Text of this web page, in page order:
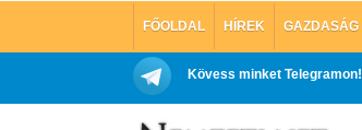
FŐOLDAL HÍREK GAZDASÁG
Kövess minket Telegramon!